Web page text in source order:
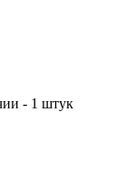
- 1 штук